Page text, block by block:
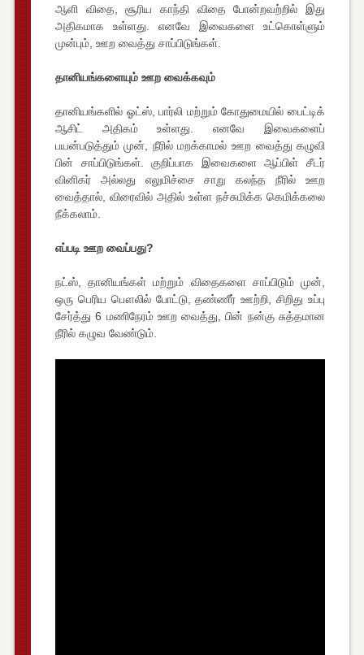
ஆளி விதை, சூரிய காந்தி விதை போன்றவற்றில் இது
அதிகமாக உள்ளது. எனவே இவைகளை உட்கொள்ளும்
முன்பும், ஊற வைத்து சாப்பிடுங்கள்.
தானியங்களையும் ஊற வைக்கவும்
தானியங்களில் ஓட்ஸ், பார்லி மற்றும் கோதுமையில் பைட்டிக்
ஆசிட் அதிகம் உள்ளது. எனவே இவைகளைப்
பயன்படுத்தும் முன், நீரில் மறக்காமல் ஊற வைத்து கழுவி
பின் சாப்பிடுங்கள். குறிப்பாக இவைகளை ஆப்பிள் சீடர்
வினிகர் அல்லது எலுமிச்சை சாறு கலந்த நீரில் ஊற
வைத்தால், விரைவில் அதில் உள்ள நச்சுமிக்க கெமிக்கலை
நீக்கலாம்.
எப்படி ஊற வைப்பது?
நட்ஸ், தானியங்கள் மற்றும் விதைகளை சாப்பிடும் முன்,
ஒரு பெரிய பௌலில் போட்டு, தண்ணீர் ஊற்றி, சிறிது உப்பு
சேர்த்து 6 மணிநேரம் ஊற வைத்து, பின் நன்கு சுத்தமான
நீரில் கழுவ வேண்டும்.